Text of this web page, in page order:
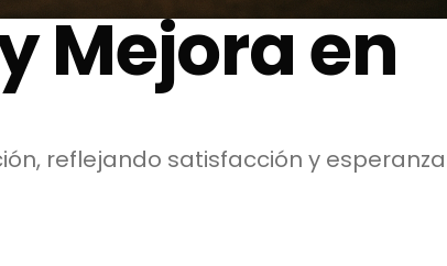
Mejora en
reflejando satisfacción y